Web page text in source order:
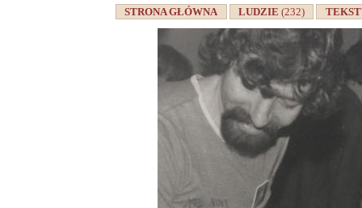
STRONA GŁÓWNA LUDZIE(232)